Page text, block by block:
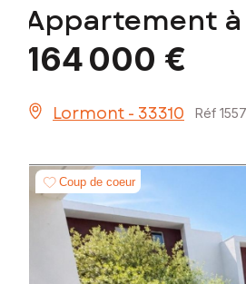
Appartement à
164 000 €
Lormont - 33310 Réf
Coup de coeur